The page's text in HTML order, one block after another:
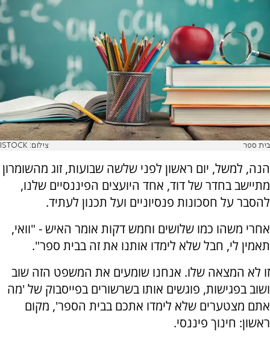
בית ספר צילום: ISTOCK
הנה, למשל, יום ראשון לפני שלשה שבועות, זוג מהשומרון
מתיישב בחדר של דוד, אחד היועצים הפיננסיים שלנו,
להסבר על חסכונות פנסיוניים ועל תכנון לעתיד.
אחרי משהו כמו שלושים וחמש דקות אומר האיש - "וואי,
תאמין לי, חבל שלא לימדו אותנו את זה בבית ספר".
זו לא המצאה שלו. אנחנו שומעים את המשפט הזה שוב
ושוב בפגישות, פוגשים אותו בשרשורים בפייסבוק של 'מה
אתם מצטערים שלא לימדו אתכם בבית הספר', מקום
ראשון: חינוך פיננסי.